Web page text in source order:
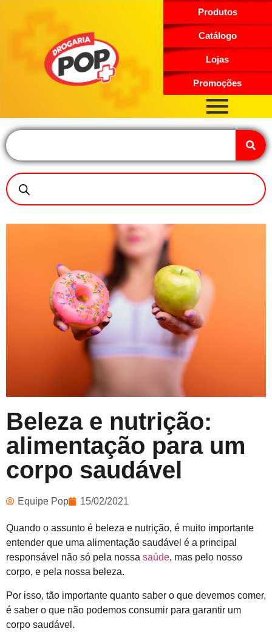
Produtos
Catálogo
Lojas
Promoções
Beleza e nutrição:
alimentação para um
corpo saudável
Equipe Pop 15/02/2021
Quando o assunto é beleza e nutrição, é muito importante
entender que uma alimentação saudável é a principal
responsável não só pela nossa saúde, mas pelo nosso
corpo, e pela nossa beleza.
Por isso, tão importante quanto saber o que devemos comer,
é saber o que não podemos consumir para garantir um
corpo saudável.